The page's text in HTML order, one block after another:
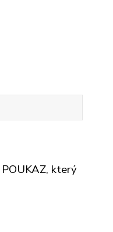
který